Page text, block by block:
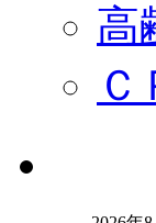
高